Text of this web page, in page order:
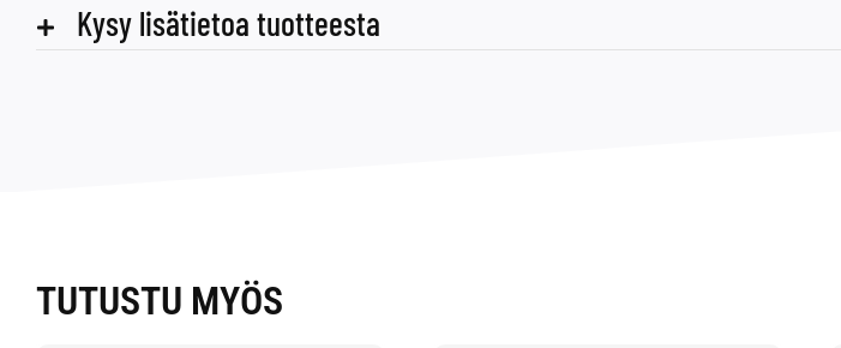
Kysy lisätietoa tuotteesta
TUTUSTU MYÖS